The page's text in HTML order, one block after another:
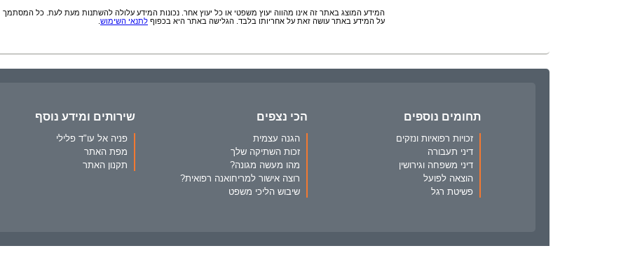
המידע המוצג באתר זה אינו מהווה יעוץ משפטי או כל יעוץ אחר. נכונות המידע עלולה להשתנות מעת לעת. כל המסתמך
על המידע באתר עושה זאת על אחריותו בלבד. הגלישה באתר היא בכפוף לתנאי השימוש
תחומים נוספים
זכויות רפואיות ונזקים
דיני תעבורה
דיני משפחה וגירושין
הוצאה לפועל
פשיטת רגל
הכי נצפים
הגנה עצמית
זכות השתיקה שלך
מהו מעשה מגונה?
רוצה אישור למריחואנה רפואית?
שיבוש הליכי משפט
שירותים ומידע נוסף
פניה אל עו"ד פלילי
מפת האתר
תקנון האתר